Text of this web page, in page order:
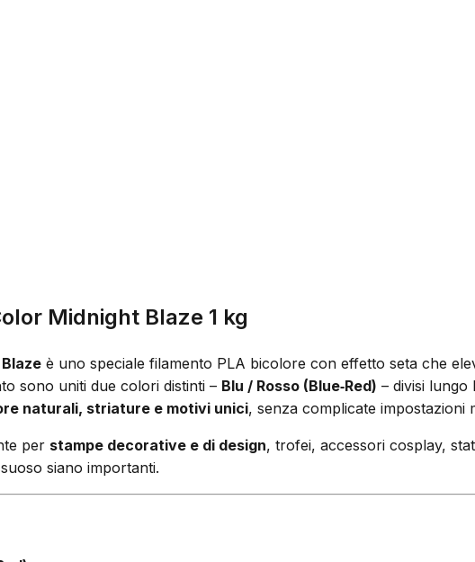
Midnight Blaze 1 kg
è uno speciale filamento PLA bicolore con effetto seta che
sono uniti due colori distinti – Blu / Rosso (Blue‑Red) – divisi lungo
naturali, striature e motivi unici, senza complicate impostazioni
per stampe decorative e di design, trofei, accessori cosplay,
siano importanti.